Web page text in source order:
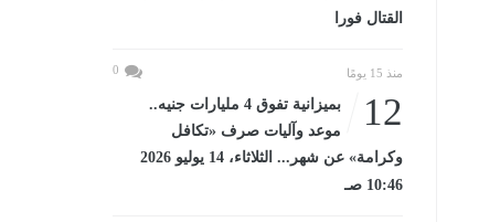
القتال فورا
منذ 15 يومًا 0
12
بميزانية تفوق 4 مليارات جنيه..
موعد وآليات صرف «تكافل
وكرامة» عن شهر... الثلاثاء، 14 يوليو 2026
10:46 صـ